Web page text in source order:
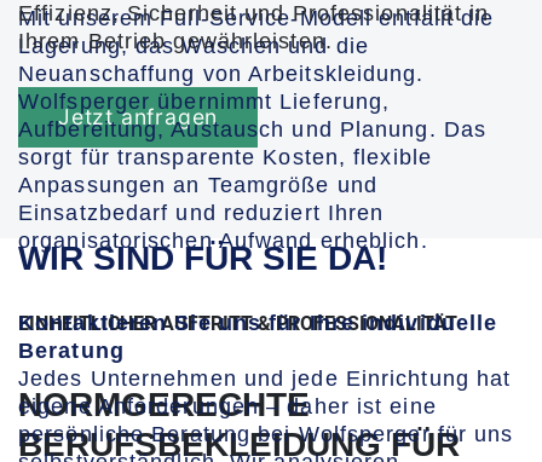
Mit unserem Full-Service-Modell entfällt die
Lagerung, das Waschen und die
Neuanschaffung von Arbeitskleidung.
Wolfsperger übernimmt Lieferung,
Aufbereitung, Austausch und Planung. Das
sorgt für transparente Kosten, flexible
Anpassungen an Teamgröße und
Einsatzbedarf und reduziert Ihren
organisatorischen Aufwand erheblich.
EINHEITLICHER AUFTRITT & PROFESSIONALITÄT
NORMGERECHTE
BERUFSBEKLEIDUNG FÜR
Effizienz, Sicherheit und Professionalität in
Ihrem Betrieb gewährleisten.
Jetzt anfragen
WIR SIND FÜR SIE DA!
Kontaktieren Sie uns für Ihre individuelle
Beratung
Jedes Unternehmen und jede Einrichtung hat
eigene Anforderungen – daher ist eine
persönliche Beratung bei Wolfsperger für uns